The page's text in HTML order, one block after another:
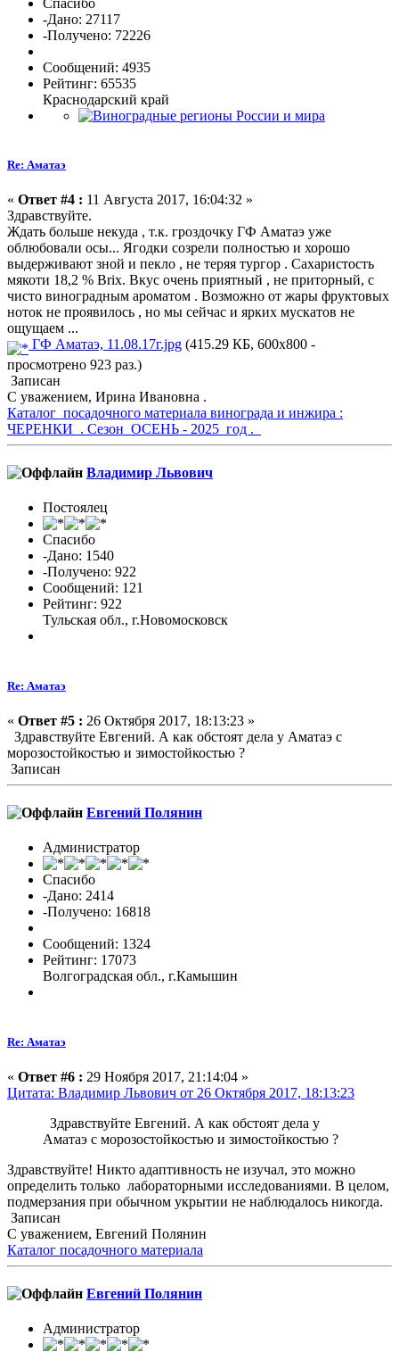
-Дано: 27117
-Получено: 72226
Сообщений: 4935
Рейтинг: 65535
Краснодарский край
Re: Аматаэ
« Ответ #4 : 11 Августа 2017, 16:04:32 »
Здравствуйте.
Ждать больше некуда , т.к. гроздочку ГФ Аматаэ уже
облюбовали осы... Ягодки созрели полностью и хорошо
выдерживают зной и пекло , не теряя тургор . Сахаристость
мякоти 18,2 % Brix. Вкус очень приятный , не приторный, с
чисто виноградным ароматом . Возможно от жары фруктовых
ноток не проявилось , но мы сейчас и ярких мускатов не
ощущаем ...
ГФ Аматаэ, 11.08.17г.jpg (415.29 КБ, 600x800 -
просмотрено 923 раз.)
Записан
С уважением, Ирина Ивановна .
Каталог посадочного материала винограда и инжира :
ЧЕРЕНКИ . Сезон ОСЕНЬ - 2025 год .
Владимир Львович
Постоялец
Спасибо
-Дано: 1540
-Получено: 922
Сообщений: 121
Рейтинг: 922
Тульская обл., г.Новомосковск
Re: Аматаэ
« Ответ #5 : 26 Октября 2017, 18:13:23 »
Здравствуйте Евгений. А как обстоят дела у Аматаэ с
морозостойкостью и зимостойкостью ?
Записан
Евгений Полянин
Администратор
Спасибо
-Дано: 2414
-Получено: 16818
Сообщений: 1324
Рейтинг: 17073
Волгоградская обл., г.Камышин
Re: Аматаэ
« Ответ #6 : 29 Ноября 2017, 21:14:04 »
Цитата: Владимир Львович от 26 Октября 2017, 18:13:23
Здравствуйте Евгений. А как обстоят дела у
Аматаэ с морозостойкостью и зимостойкостью ?
Здравствуйте! Никто адаптивность не изучал, это можно
определить только лабораторными исследованиями. В целом,
подмерзания при обычном укрытии не наблюдалось никогда.
Записан
С уважением, Евгений Полянин
Каталог посадочного материала
Евгений Полянин
Администратор